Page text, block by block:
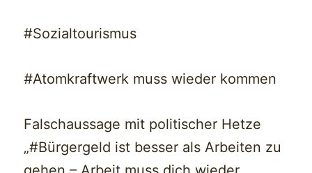
#Sozialtourismus
#Atomkraftwerk muss wieder kommen
Falschaussage mit politischer Hetze
„#Bürgergeld ist besser als Arbeiten zu